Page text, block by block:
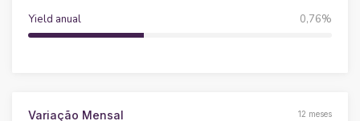
Yield anual 0,76%
12 meses
Variação Mensal